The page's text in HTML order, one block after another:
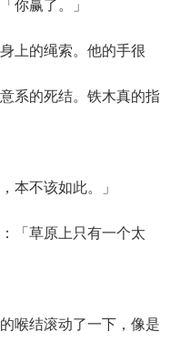
赢了。」
的绳索。他的手很
系的死结。铁木真的指
不该如此。」
草原上只有一个太
结滚动了一下，像是